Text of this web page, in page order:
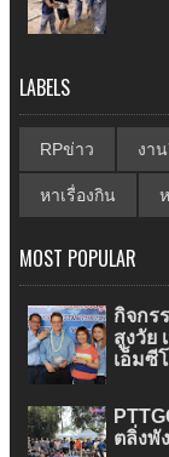
LABELS
RPข่าว งา
หาเรื่องกิน
MOST POPULAR
กิจกร
สูงวัย
เอ็มซี
ตลิ่งพัง